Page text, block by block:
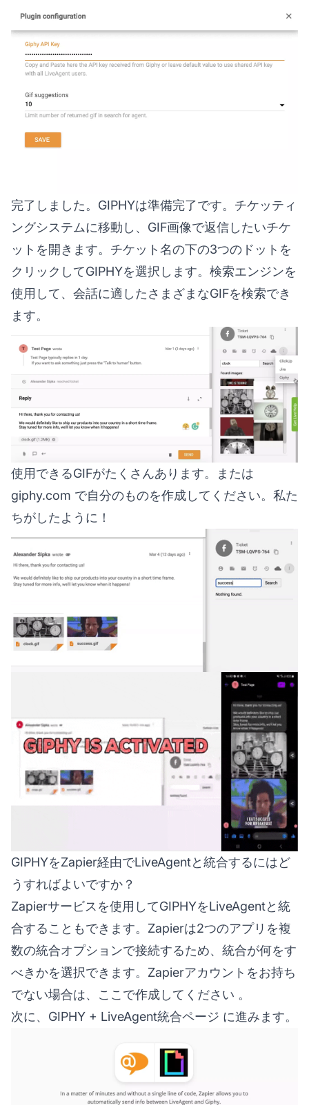
完了しました。GIPHYは準備完了です。チケッティ
ングシステムに移動し、GIF画像で返信したいチケ
ットを開きます。チケット名の下の3つのドットを
クリックしてGIPHYを選択します。検索エンジンを
使用して、会話に適したさまざまなGIFを検索でき
ます。
使用できるGIFがたくさんあります。または
giphy.com で自分のものを作成してください。私た
ちがしたように！
GIPHYをZapier経由でLiveAgentと統合するにはど
うすればよいですか？
Zapierサービスを使用してGIPHYをLiveAgentと統
合することもできます。Zapierは2つのアプリを複
数の統合オプションで接続するため、統合が何をす
べきかを選択できます。Zapierアカウントをお持ち
でない場合は、 ここで作成してください 。
次に、 GIPHY + LiveAgent統合ページ に進みます。